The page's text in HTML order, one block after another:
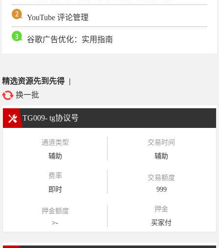
YouTube 评论管理
谷歌广告优化：实用指南
精选资源先到先得 |
换一批
TG009- tg协议号
通道类型
辅助
交易时间
辅助
费率
即时
交易额度
999
押金额度
>-
押金
买家付